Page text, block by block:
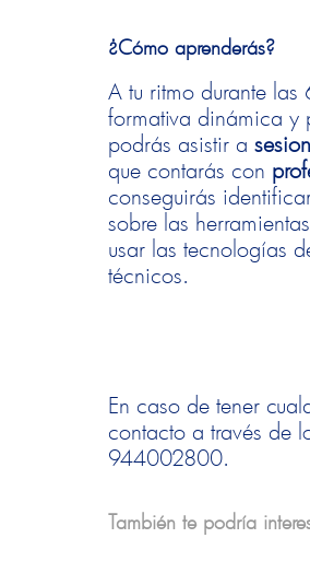
¿Cómo aprenderás?
A tu ritmo durante
formativa dinámica y
podrás asistir a
que contarás con
conseguirás
sobre las
usar las tecnologías
técnicos.
En caso de tener
contacto a través de
944002800.
También te podría